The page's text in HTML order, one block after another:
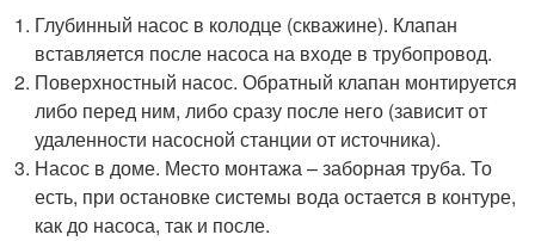
Глубинный насос в колодце (скважине). Клапан
вставляется после насоса на входе в трубопровод.
Поверхностный насос. Обратный клапан монтируется
либо перед ним, либо сразу после него (зависит от
удаленности насосной станции от источника).
Насос в доме. Место монтажа – заборная труба. То
есть, при остановке системы вода остается в контуре,
как до насоса, так и после.